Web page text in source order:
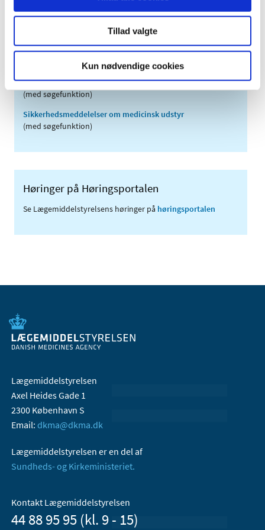
Tillad valgte
Kun nødvendige cookies
Meddelelser om forsyning af medicin til mennesker og dyr
(med søgefunktion)
Sikkerhedsmeddelelser om medicinsk udstyr
(med søgefunktion)
Høringer på Høringsportalen
Se Lægemiddelstyrelsens høringer på høringsportalen
Lægemiddelstyrelsen
Axel Heides Gade 1
2300 København S
Email: dkma@dkma.dk
Lægemiddelstyrelsen er en del af
Sundheds- og Kirkeministeriet.
Kontakt Lægemiddelstyrelsen
44 88 95 95 (kl. 9 - 15)